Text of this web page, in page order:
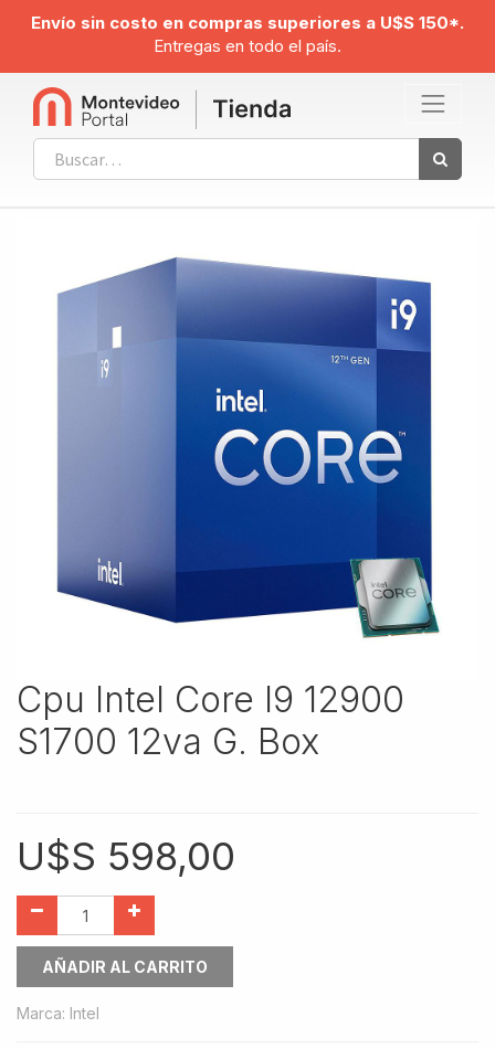
Envío sin costo en compras superiores a U$S 150*.
Entregas en todo el país.
Cpu Intel Core I9 12900
S1700 12va G. Box
U$S 598,00
AÑADIR AL CARRITO
Marca: Intel